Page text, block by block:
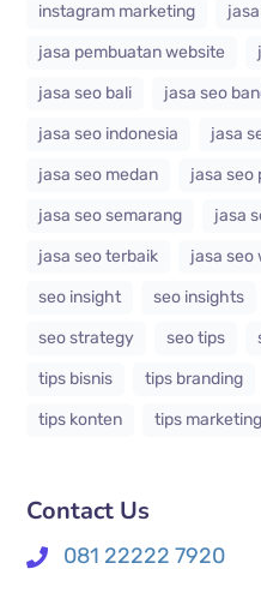
instagram marketing
jasa pembuatan website
jasa seo bali
jasa seo
jasa seo indonesia
jasa
jasa seo medan
jasa seo
jasa seo semarang
jasa
jasa seo terbaik
jasa seo
seo insight
seo insights
seo strategy
seo tips
tips bisnis
tips branding
tips konten
tips marketing
Contact Us
081 22222 7920